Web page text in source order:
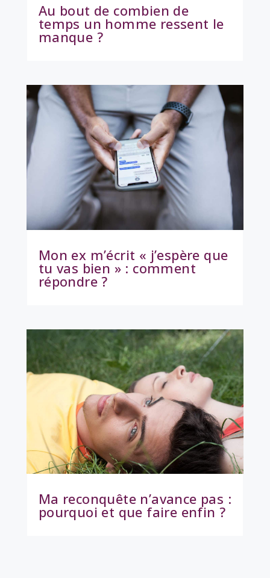
Au bout de combien de
temps un homme ressent le
manque ?
Mon ex m’écrit « j’espère que
tu vas bien » : comment
répondre ?
Ma reconquête n’avance pas :
pourquoi et que faire enfin ?